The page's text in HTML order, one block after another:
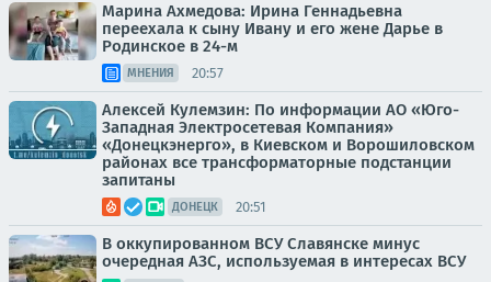
Марина Ахмедова: Ирина Геннадьевна
переехала к сыну Ивану и его жене Дарье в
Родинское в 24-м
МНЕНИЯ 20:57
Алексей Кулемзин: По информации АО «Юго-
Западная Электросетевая Компания»
«Донецкэнерго», в Киевском и Ворошиловском
районах все трансформаторные подстанции
запитаны
ДОНЕЦК 20:51
В оккупированном ВСУ Славянске минус
очередная АЗС, используемая в интересах ВСУ